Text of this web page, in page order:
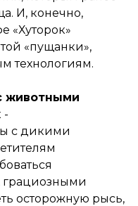
И, конечно,
«Хуторок»
«пущанки»,
технологиям.
животными
-
с дикими
грациозными
осторожную рысь,